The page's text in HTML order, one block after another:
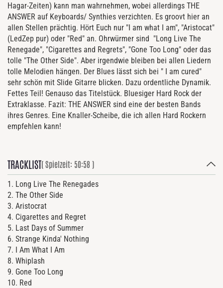
Hagar-Zeiten) kann man wahrnehmen, wobei allerdings THE
ANSWER auf Keyboards/ Synthies verzichten. Es groovt hier an
allen Stellen prächtig. Hört Euch nur "I am what I am", "Aristocat"
(LedZep pur) oder "Red" an. Ohrwürmer sind "Long Live The
Renegade", "Cigarettes and Regrets", "Gone Too Long" oder das
tolle "The Other Side". Aber irgendwie bleiben bei allen Liedern
tolle Melodien hängen. Der Blues lässt sich bei " I am cured"
sehr schön mit Slide Gitarre blicken. Dazu ordentliche Dynamik.
Fettes Teil! Genauso das Titelstück. Bluesiger Hard Rock der
Extraklasse. Fazit: THE ANSWER sind eine der besten Bands
ihres Genres. Eine Knaller-Scheibe, die ich allen Hard Rockern
empfehlen kann!
TRACKLIST( Spielzeit: 50:58 )
1. Long Live The Renegades
2. The Other Side
3. Aristocrat
4. Cigarettes and Regret
5. Last Days of Summer
6. Strange Kinda' Nothing
7. I Am What I Am
8. Whiplash
9. Gone Too Long
10. Red